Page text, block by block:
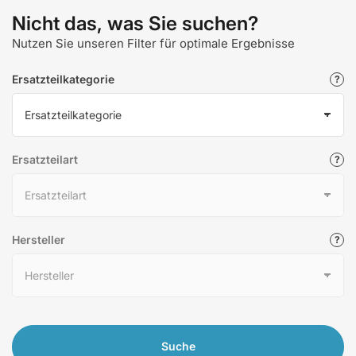
Nicht das, was Sie suchen?
Nutzen Sie unseren Filter für optimale Ergebnisse
Ersatzteilkategorie
Ersatzteilart
Hersteller
Suche